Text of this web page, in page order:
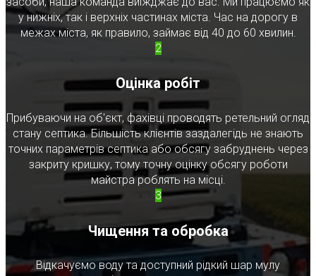
у нижніх, так і верхніх частинах міста. Час на дорогу в
межах міста, як правило, займає від 40 до 60 хвилин.
2
Оцінка робіт
Прибуваючи на об'єкт, фахівці проводять ретельний огляд
стану септика. Більшість клієнтів заздалегідь не знають
точних параметрів септика або обсягу забруднень через
закриту кришку, тому точну оцінку обсягу роботи
майстра роблять на місці.
3
Чищення та обробка
Відкачуємо воду та доступний рідкий шар мулу